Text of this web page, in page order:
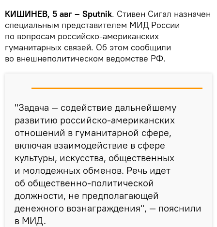
КИШИНЕВ, 5 авг – Sputnik. Стивен Сигал назначен
специальным представителем МИД России
по вопросам российско-американских
гуманитарных связей. Об этом сообщили
во внешнеполитическом ведомстве РФ.
"Задача — содействие дальнейшему
развитию российско-американских
отношений в гуманитарной сфере,
включая взаимодействие в сфере
культуры, искусства, общественных
и молодежных обменов. Речь идет
об общественно-политической
должности, не предполагающей
денежного вознаграждения", — пояснили
в МИД.